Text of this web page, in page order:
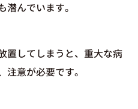
潜んでいます。
置してしまうと、重大な病
意が必要です。